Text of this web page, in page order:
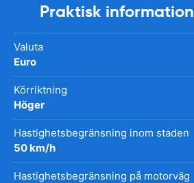
Praktisk information
Valuta
Euro
Körriktning
Höger
Hastighetsbegränsning inom staden
50 km/h
Hastighetsbegränsning på motorväg